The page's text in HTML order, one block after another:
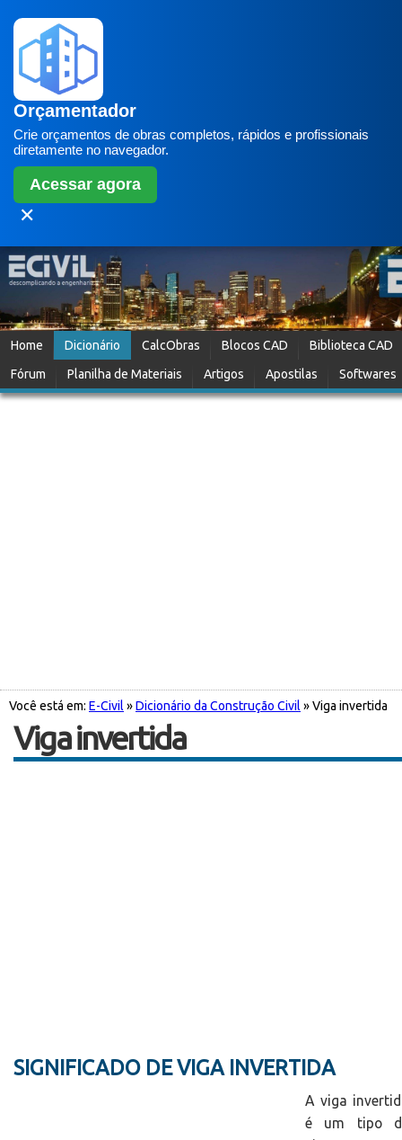
Orçamentador
Crie orçamentos de obras completos, rápidos e profissionais
diretamente no navegador.
Acessar agora
✕
Home Dicionário CalcObras Blocos CAD
Biblioteca CAD
Fórum
Planilha de Materiais Artigos Apostilas Softwares
Você está em: E-Civil »Dicionário da Construção Civil » Viga invertida
Viga invertida
SIGNIFICADO DE VIGA INVERTIDA
A viga
é um tipo